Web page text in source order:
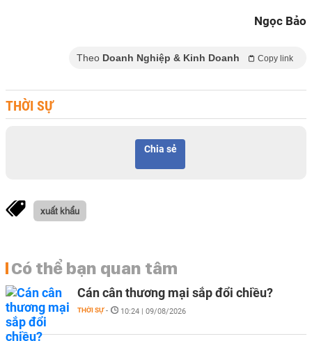
Ngọc Bảo
Theo Doanh Nghiệp & Kinh Doanh Copy link
THỜI SỰ
Chia sẻ
xuất khẩu
Có thể bạn quan tâm
Cán cân thương mại sắp đổi chiều?
THỜI SỰ - 10:24 | 09/08/2026